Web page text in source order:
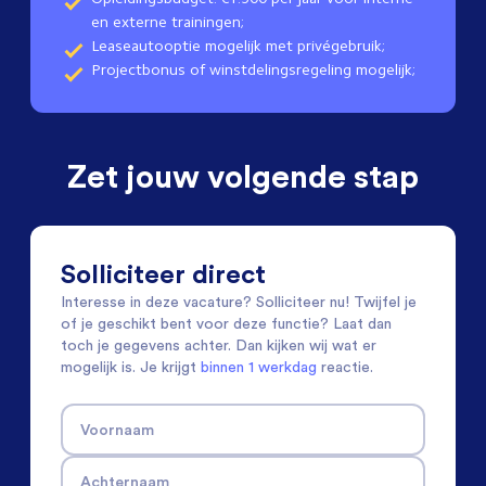
en externe trainingen;
Leaseautooptie mogelijk met privégebruik;
Projectbonus of winstdelingsregeling mogelijk;
Zet jouw volgende stap
Solliciteer direct
Interesse in deze vacature? Solliciteer nu! Twijfel je
of je geschikt bent voor deze functie? Laat dan
toch je gegevens achter. Dan kijken wij wat er
mogelijk is. Je krijgt binnen 1 werkdag reactie.
Voornaam
Achternaam